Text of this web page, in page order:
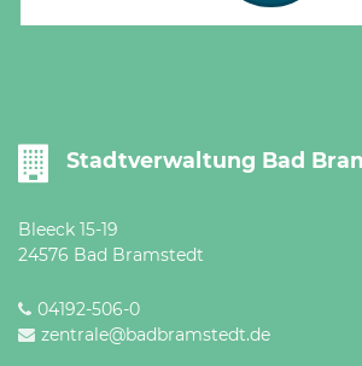
Stadtverwaltung Bad
Bleeck 15-19
24576 Bad Bramstedt
04192-506-0
zentrale@badbramstedt.de